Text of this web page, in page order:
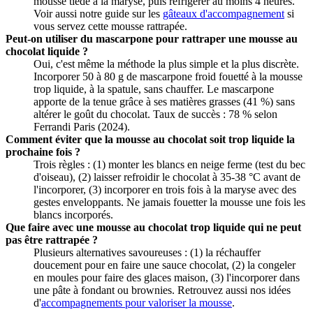
Voir aussi notre guide sur les gâteaux d'accompagnement si
vous servez cette mousse rattrapée.
Peut-on utiliser du mascarpone pour rattraper une mousse au
chocolat liquide ?
Oui, c'est même la méthode la plus simple et la plus discrète.
Incorporer 50 à 80 g de mascarpone froid fouetté à la mousse
trop liquide, à la spatule, sans chauffer. Le mascarpone
apporte de la tenue grâce à ses matières grasses (41 %) sans
altérer le goût du chocolat. Taux de succès : 78 % selon
Ferrandi Paris (2024).
Comment éviter que la mousse au chocolat soit trop liquide la
prochaine fois ?
Trois règles : (1) monter les blancs en neige ferme (test du bec
d'oiseau), (2) laisser refroidir le chocolat à 35-38 °C avant de
l'incorporer, (3) incorporer en trois fois à la maryse avec des
gestes enveloppants. Ne jamais fouetter la mousse une fois les
blancs incorporés.
Que faire avec une mousse au chocolat trop liquide qui ne peut
pas être rattrapée ?
Plusieurs alternatives savoureuses : (1) la réchauffer
doucement pour en faire une sauce chocolat, (2) la congeler
en moules pour faire des glaces maison, (3) l'incorporer dans
une pâte à fondant ou brownies. Retrouvez aussi nos idées
d'accompagnements pour valoriser la mousse.